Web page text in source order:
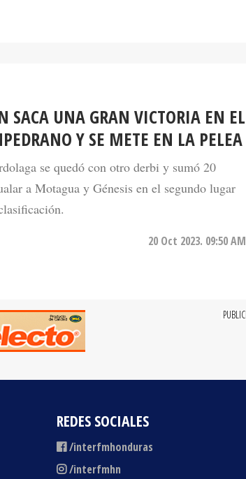
SACA UNA GRAN VICTORIA EN EL
Y SE METE EN LA PELEA
se quedó con otro derbi y sumó 20
a Motagua y Génesis en el segundo lugar
REDES SOCIALES
/interfmhonduras
/interfmhn